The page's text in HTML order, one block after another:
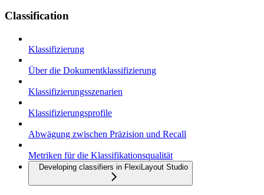
Classification
Klassifizierung
Über die Dokumentklassifizierung
Klassifizierungsszenarien
Klassifizierungsprofile
Abwägung zwischen Präzision und Recall
Metriken für die Klassifikationsqualität
Developing classifiers in FlexiLayout Studio